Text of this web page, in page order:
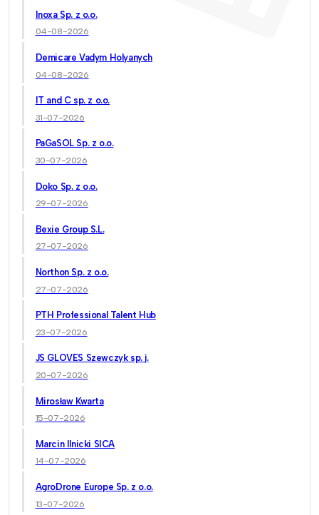
Inoxa Sp. z o.o.
04-08-2026
Demicare Vadym Holyanych
04-08-2026
IT and C sp. z o.o.
31-07-2026
PaGaSOL Sp. z o.o.
30-07-2026
Doko Sp. z o.o.
29-07-2026
Bexie Group S.L.
27-07-2026
Northon Sp. z o.o.
27-07-2026
PTH Professional Talent Hub
23-07-2026
JS GLOVES Szewczyk sp. j.
20-07-2026
Mirosław Kwarta
15-07-2026
Marcin Ilnicki SICA
14-07-2026
AgroDrone Europe Sp. z o.o.
13-07-2026